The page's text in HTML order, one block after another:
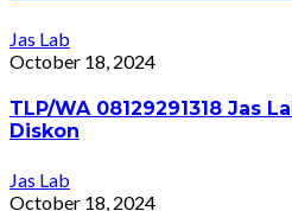
Jas Lab
October 18, 2024
TLP/WA 08129291318 Jas
Diskon
Jas Lab
October 18, 2024